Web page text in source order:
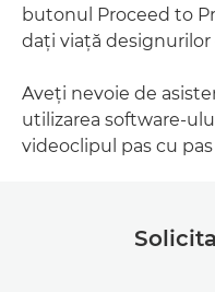
butonul Proceed to
daţi viaţă
Aveţi nevoie de
utilizarea software-
videoclipul pas cu